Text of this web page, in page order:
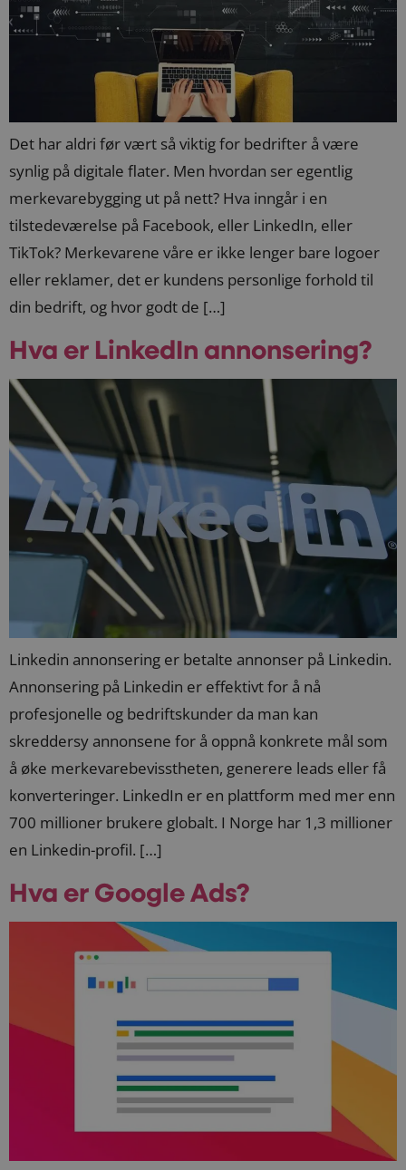
Det har aldri før vært så viktig for bedrifter å være
synlig på digitale flater. Men hvordan ser egentlig
merkevarebygging ut på nett? Hva inngår i en
tilstedeværelse på Facebook, eller LinkedIn, eller
TikTok? Merkevarene våre er ikke lenger bare logoer
eller reklamer, det er kundens personlige forhold til
din bedrift, og hvor godt de […]
Hva er LinkedIn annonsering?
Linkedin annonsering er betalte annonser på Linkedin.
Annonsering på Linkedin er effektivt for å nå
profesjonelle og bedriftskunder da man kan
skreddersy annonsene for å oppnå konkrete mål som
å øke merkevarebevisstheten, generere leads eller få
konverteringer. LinkedIn er en plattform med mer enn
700 millioner brukere globalt. I Norge har 1,3 millioner
en Linkedin-profil. […]
Hva er Google Ads?